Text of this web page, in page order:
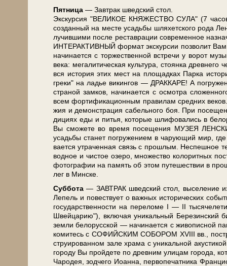
Пят­ни­ца — Завтрак швед­ский стол.
Экс­кур­сия "ВЕЛИКОЕ КНЯЖЕСТВО СУЛА" (7
созданный на ме­сте усадь­бы шля­хет­ско­го ро­да
лу­чив­ши­ми по­сле ре­став­ра­ции со­вре­мен­ное
ИНТЕРАКТИВНЫЙ фор­мат экс­кур­сии поз­во­лит Вам
на­чи­на­ет­ся с торжественной встре­чи у ворот
ве­ка: мегалитическая куль­ту­ра, стоянка
вся ис­то­рия этих мест на площадках Парка
греки" на ладье викингов — ДРАККАРЕ! А
стра­ной зам­ков, на­чи­на­ет­ся с осмот­ра
всем фортификационным правилам средних
жия и де­мон­стра­ция са­бель­но­го боя. При
ди­ци­ях еды и пи­тья, ко­то­рые шли­фо­ва­лись в
Вы смо­же­те во вре­мя по­се­ще­ния МУЗЕЯ
усадь­бы ста­нет по­гру­же­ни­ем в ча­ру­ю­щий мир,
ва­ет­ся утра­чен­ная связь с про­шлым. Не­спеш­ное
вод­ное и чи­стое озе­ро, мно­же­ство ко­ло­рит­ных
фо­то­гра­фии на па­мять об этом пу­те­ше­ствии в
лег в Мин­ске.
Суб­бо­та — ЗАВ­ТРАК швед­ский стол, вы­се­ле­ние
Ле­пель и по­вест­ву­ет о важ­ных ис­то­ри­че­ских
го­су­дар­ствен­но­сти на пе­ре­ло­ме I — II
Швей­ца­рию"), вклю­чая уни­каль­ный
зем­ли бе­ло­рус­ской — на­чи­на­ет­ся с жи­во­пис­ной
ко­ми­тесь с СОФИЙСКИМ СОБОРОМ XVIII вв.,
стру­и­ро­ван­ном за­ле хра­ма с уни­каль­ной
го­ро­ду Вы прой­де­те по древним ули­цам го­ро­да,
Чародея, зод­че­го Иоан­на, пер­во­пе­чат­ни­ка